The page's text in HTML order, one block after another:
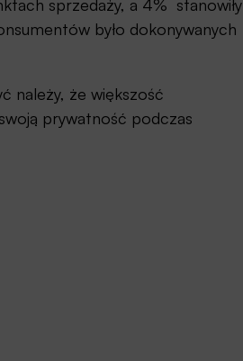
sprzedaży, a 4% stanowiły
było dokonywanych
należy, że większość
prywatność podczas